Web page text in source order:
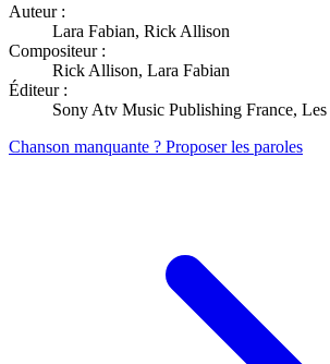
Auteur :
Lara Fabian, Rick Allison
Compositeur :
Rick Allison, Lara Fabian
Éditeur :
Sony Atv Music Publishing France,
Chanson manquante ? Proposer les paroles